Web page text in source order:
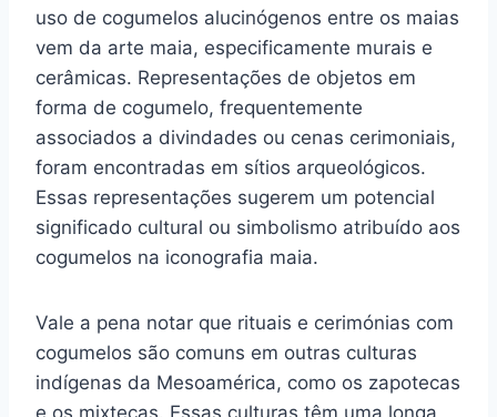
uso de cogumelos alucinógenos entre os maias
vem da arte maia, especificamente murais e
cerâmicas. Representações de objetos em
forma de cogumelo, frequentemente
associados a divindades ou cenas cerimoniais,
foram encontradas em sítios arqueológicos.
Essas representações sugerem um potencial
significado cultural ou simbolismo atribuído aos
cogumelos na iconografia maia.
Vale a pena notar que rituais e cerimónias com
cogumelos são comuns em outras culturas
indígenas da Mesoamérica, como os zapotecas
e os mixtecas. Essas culturas têm uma longa